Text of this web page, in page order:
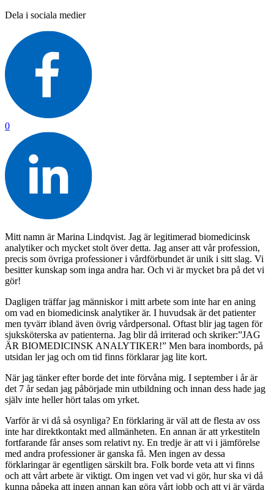
Dela i sociala medier
0
Mitt namn är Marina Lindqvist. Jag är legitimerad biomedicinsk
analytiker och mycket stolt över detta. Jag anser att vår profession,
precis som övriga professioner i vårdförbundet är unik i sitt slag. Vi
besitter kunskap som inga andra har. Och vi är mycket bra på det vi
gör!
Dagligen träffar jag människor i mitt arbete som inte har en aning
om vad en biomedicinsk analytiker är. I huvudsak är det patienter
men tyvärr ibland även övrig vårdpersonal. Oftast blir jag tagen för
sjuksköterska av patienterna. Jag blir då irriterad och skriker:”JAG
ÄR BIOMEDICINSK ANALYTIKER!” Men bara inombords, på
utsidan ler jag och om tid finns förklarar jag lite kort.
När jag tänker efter borde det inte förvåna mig. I september i år är
det 7 år sedan jag påbörjade min utbildning och innan dess hade jag
själv inte heller hört talas om yrket.
Varför är vi då så osynliga? En förklaring är väl att de flesta av oss
inte har direktkontakt med allmänheten. En annan är att yrkestiteln
fortfarande får anses som relativt ny. En tredje är att vi i jämförelse
med andra professioner är ganska få. Men ingen av dessa
förklaringar är egentligen särskilt bra. Folk borde veta att vi finns
och att vårt arbete är viktigt. Om ingen vet vad vi gör, hur ska vi då
kunna påpeka att ingen annan kan göra vårt jobb och att vi är värda